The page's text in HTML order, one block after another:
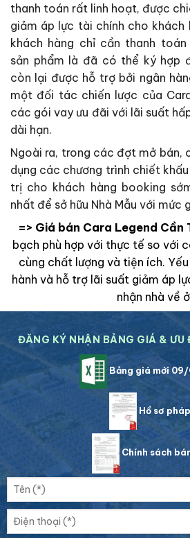
thanh toán rất linh hoạt, được
giảm áp lực tài chính cho khách
khách hàng chỉ cần thanh
sản phẩm là đã có thể ký hợp
còn lại được hỗ trợ bởi ngân
một đối tác chiến lược của
các gói vay ưu đãi với lãi suất
dài hạn.
Ngoài ra, trong các đợt mở bán,
dụng các chương trình chiết
trị cho khách hàng booking
nhất để sở hữu Nhà Mẫu với mức
=> Giá bán Cara Legend Cần
bạch phù hợp với thực tế so với
cùng chất lượng và tiện ích.
hành và hỗ trợ lãi suất giảm áp
nhận nhà về
ĐĂNG KÝ NHẬN BẢNG GIÁ & ƯU
Bảng giá mới
Hồ sơ
Chính sách